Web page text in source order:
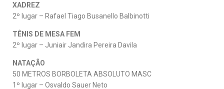
XADREZ
2º lugar – Rafael Tiago Busanello Balbinotti
TÊNIS DE MESA FEM
2º lugar – Juniair Jandira Pereira Davila
NATAÇÃO
50 METROS BORBOLETA ABSOLUTO MASC
1º lugar – Osvaldo Sauer Neto